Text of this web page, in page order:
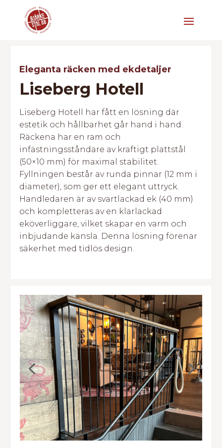
Eleganta räcken med ekdetaljer
Liseberg Hotell
Liseberg Hotell har fått en lösning där
estetik och hållbarhet går hand i hand.
Räckena har en ram och
infästningsståndare av kraftigt plattstål
(50×10 mm) för maximal stabilitet.
Fyllningen består av runda pinnar (12 mm i
diameter), som ger ett elegant uttryck.
Handledaren är av svartlackad ek (40 mm)
och kompletteras av en klarlackad
eköverliggare, vilket skapar en varm och
inbjudande känsla. Denna lösning förenar
säkerhet med tidlös design.